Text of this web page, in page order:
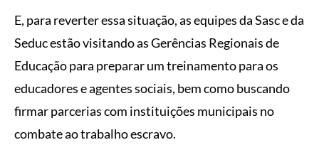
E, para reverter essa situação, as equipes da Sasc e da
Seduc estão visitando as Gerências Regionais de
Educação para preparar um treinamento para os
educadores e agentes sociais, bem como buscando
firmar parcerias com instituições municipais no
combate ao trabalho escravo.